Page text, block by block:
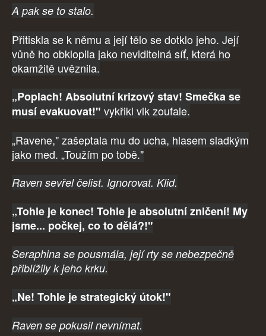
A pak se to stalo.
Přitiskla se k němu a její tělo se dotklo jeho. Její
vůně ho obklopila jako neviditelná síť, která ho
okamžitě uvěznila.
„Poplach! Absolutní krizový stav! Smečka se
musí evakuovat!" vykřikl vlk zoufale.
„Ravene," zašeptala mu do ucha, hlasem sladkým
jako med. „Toužím po tobě."
Raven sevřel čelist. Ignorovat. Klid.
„Tohle je konec! Tohle je absolutní zničení! My
jsme... počkej, co to dělá?!"
Seraphina se pousmála, její rty se nebezpečně
přiblížily k jeho krku.
„Ne! Tohle je strategický útok!"
Raven se pokusil nevnímat.